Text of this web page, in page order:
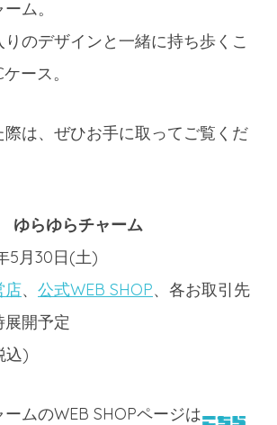
ム。
のデザインと一緒に持ち歩くこ
ース。
は、ぜひお手に取ってご覧くだ
ゆらゆらチャーム
5月30日(土)
店、 公式WEB SHOP、各お取引先
展開予定
込)
ムのWEB SHOPページは